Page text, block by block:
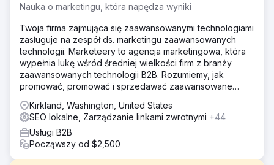
Nauka o marketingu, która napędza wyniki
Twoja firma zajmująca się zaawansowanymi technologiami
zasługuje na zespół ds. marketingu zaawansowanych
technologii. Marketeery to agencja marketingowa, która
wypełnia lukę wśród średniej wielkości firm z branży
zaawansowanych technologii B2B. Rozumiemy, jak
promować, promować i sprzedawać zaawansowane
Kirkland, Washington, United States
SEO lokalne, Zarządzanie linkami zwrotnymi +44
Usługi B2B
Począwszy od $2,500